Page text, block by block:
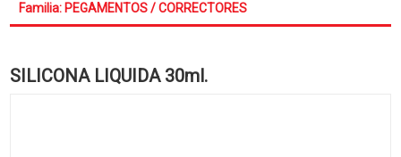
Familia: PEGAMENTOS / CORRECTORES
SILICONA LIQUIDA 30ml.